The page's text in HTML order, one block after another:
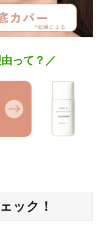
って？／
ック！